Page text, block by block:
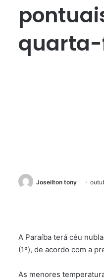
Joseilton tony
A Paraíba terá céu
(1º), de acordo com a
As menores